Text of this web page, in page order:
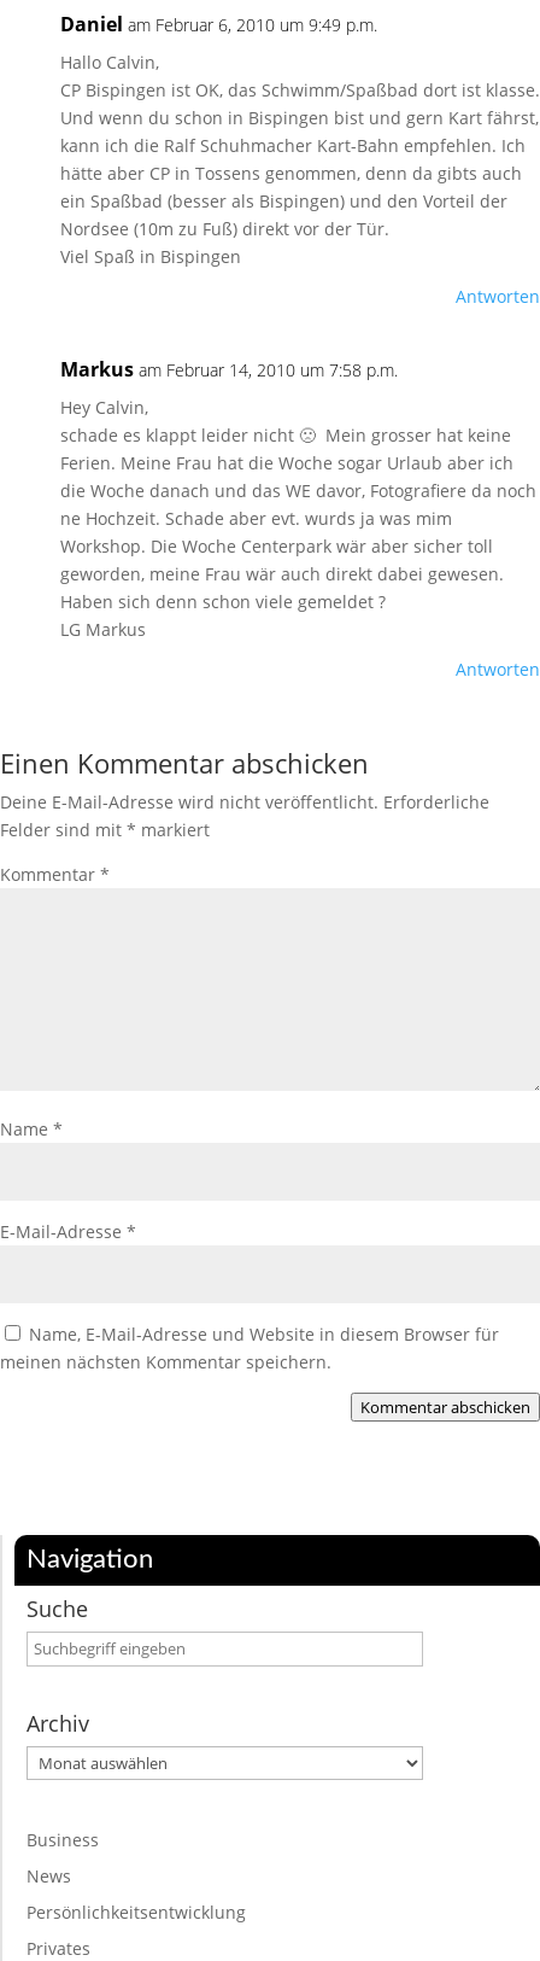
Daniel am Februar 6, 2010 um 9:49 p.m.
Hallo Calvin,
CP Bispingen ist OK, das Schwimm/Spaßbad dort ist klasse.
Und wenn du schon in Bispingen bist und gern Kart fährst,
kann ich die Ralf Schuhmacher Kart-Bahn empfehlen. Ich
hätte aber CP in Tossens genommen, denn da gibts auch
ein Spaßbad (besser als Bispingen) und den Vorteil der
Nordsee (10m zu Fuß) direkt vor der Tür.
Viel Spaß in Bispingen
Antworten
Markus am Februar 14, 2010 um 7:58 p.m.
Hey Calvin,
schade es klappt leider nicht 🙁 Mein grosser hat keine
Ferien. Meine Frau hat die Woche sogar Urlaub aber ich
die Woche danach und das WE davor, Fotografiere da noch
ne Hochzeit. Schade aber evt. wurds ja was mim
Workshop. Die Woche Centerpark wär aber sicher toll
geworden, meine Frau wär auch direkt dabei gewesen.
Haben sich denn schon viele gemeldet ?
LG Markus
Antworten
Einen Kommentar abschicken
Deine E-Mail-Adresse wird nicht veröffentlicht. Erforderliche
Felder sind mit * markiert
Kommentar *
Name *
E-Mail-Adresse *
Name, E-Mail-Adresse und Website in diesem Browser für
meinen nächsten Kommentar speichern.
Kommentar abschicken
Navigation
Suche
Archiv
Archiv
Business
News
Persönlichkeitsentwicklung
Privates